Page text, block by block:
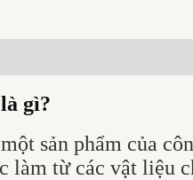
gì?
sản phẩm của
làm từ các vật liệu